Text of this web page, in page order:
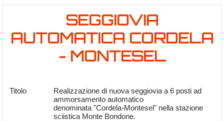
SEGGIOVIA
AUTOMATICA CORDELA
- MONTESEL
Titolo
Realizzazione di nuova seggiovia a 6 posti ad
ammorsamento automatico
denominata "Cordela-Montesel" nella stazione
sciistica Monte Bondone.